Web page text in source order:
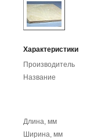
Характеристики
Производитель
Название
Длина, мм
Ширина, мм